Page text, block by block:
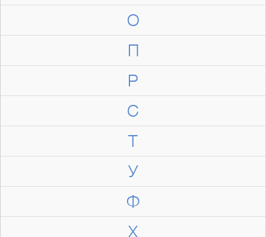
О
П
Р
С
Т
У
Ф
Х